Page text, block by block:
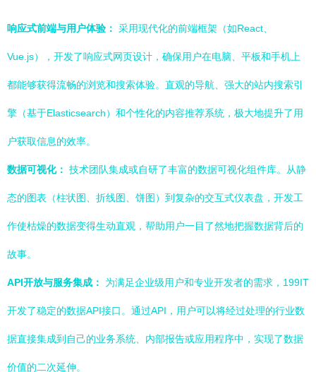
响应式前端与用户体验： 采用现代化的前端框架（如React、
Vue.js），开发了响应式网页设计，确保用户在电脑、平板和手机上
都能够获得流畅的浏览和搜索体验。直观的导航、强大的站内搜索引
擎（基于Elasticsearch）和个性化的内容推荐系统，极大地提升了用
户获取信息的效率。
数据可视化： 技术团队集成或自研了丰富的数据可视化组件库。从静
态的图表（柱状图、折线图、饼图）到复杂的交互式仪表盘，开发工
作使枯燥的数据变得生动直观，帮助用户一目了然地把握数据背后的
故事。
API开放与服务集成： 为满足企业级用户和专业开发者的需求，199IT
开发了稳定的数据API接口。通过API，用户可以将经过处理的行业数
据直接集成到自己的业务系统、内部报告或应用程序中，实现了数据
价值的二次延伸。